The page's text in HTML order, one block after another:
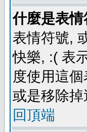
什麼是表
表情符號,
快樂, :( 表
度使用這
或是移除
回頂端